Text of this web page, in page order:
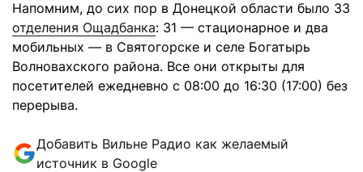
Напомним, до сих пор в Донецкой области было 33
отделения Ощадбанка: 31 — стационарное и два
мобильных — в Святогорске и селе Богатырь
Волновахского района. Все они открыты для
посетителей ежедневно с 08:00 до 16:30 (17:00) без
перерыва.
Добавить Вильне Радио как желаемый
источник в Google